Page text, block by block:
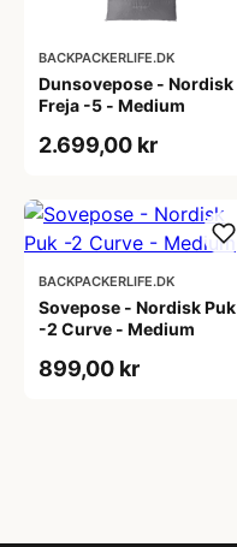
BACKPACKERLIFE.DK
Dunsovepose - Nordisk
Freja -5 - Medium
2.699,00 kr
BACKPACKERLIFE.DK
Sovepose - Nordisk Puk
-2 Curve - Medium
899,00 kr